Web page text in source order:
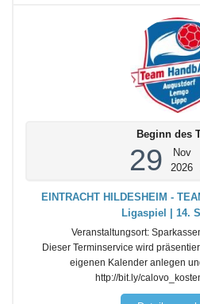
Beginn des
29
Nov
2026
EINTRACHT HILDESHEIM -
Ligaspiel | 14.
Veranstaltungsort:
Dieser Terminservice wird
eigenen Kalender anlegen
http://bit.ly/